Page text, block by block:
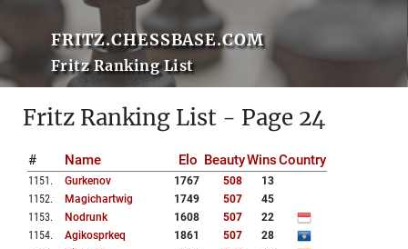
FRITZ.CHESSBASE.COM
Fritz Ranking List
Fritz Ranking List - Page 24
# Name Elo BeautyWinsCountry
1151 . Gurkenov 1767 508
13
1152. Magichartwig 1749 507
45
1153. Nodrunk 1608 507
22
1154. Agikosprkeq 1861 507
28